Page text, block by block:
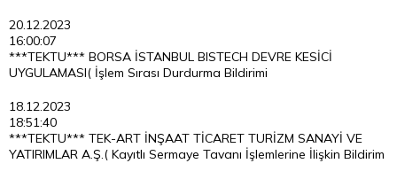
20.12.2023
16:00:07
***TEKTU*** BORSA İSTANBUL BISTECH DEVRE KESİCİ
UYGULAMASI( İşlem Sırası Durdurma Bildirimi
18.12.2023
18:51:40
***TEKTU*** TEK-ART İNŞAAT TİCARET TURİZM SANAYİ VE
YATIRIMLAR A.Ş.( Kayıtlı Sermaye Tavanı İşlemlerine İlişkin Bildirim